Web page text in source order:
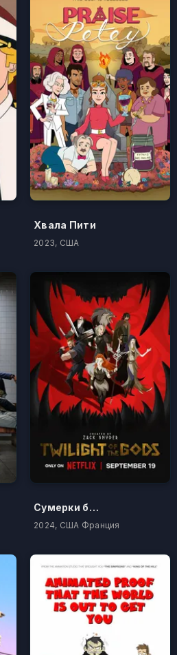
Хвала Пити
2023, США
Сумерки богов
2024, США Франция